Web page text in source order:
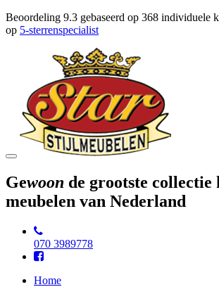
Beoordeling 9.3 gebaseerd op 368 individuele
op 5-sterrenspecialist
Toggle
Gewoon de grootste collectie
meubelen van Nederland
070 3989778
Home